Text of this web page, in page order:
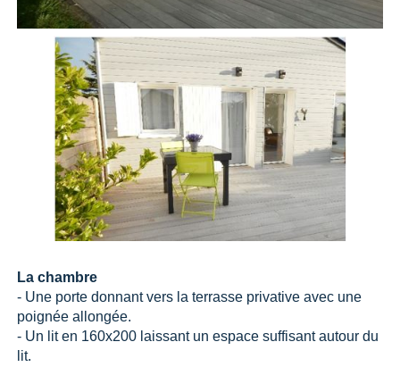
La chambre
- Une porte donnant vers la terrasse privative avec une
poignée allongée.
- Un lit en 160x200 laissant un espace suffisant autour du
lit.